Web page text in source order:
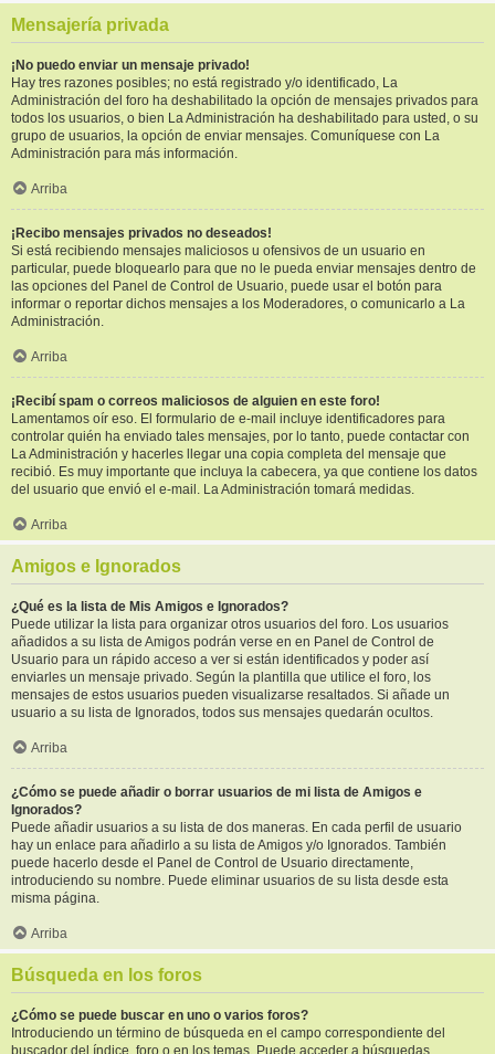
Mensajería privada
¡No puedo enviar un mensaje privado!
Hay tres razones posibles; no está registrado y/o identificado, La
Administración del foro ha deshabilitado la opción de mensajes privados para
todos los usuarios, o bien La Administración ha deshabilitado para usted, o su
grupo de usuarios, la opción de enviar mensajes. Comuníquese con La
Administración para más información.
Arriba
¡Recibo mensajes privados no deseados!
Si está recibiendo mensajes maliciosos u ofensivos de un usuario en
particular, puede bloquearlo para que no le pueda enviar mensajes dentro de
las opciones del Panel de Control de Usuario, puede usar el botón para
informar o reportar dichos mensajes a los Moderadores, o comunicarlo a La
Administración.
Arriba
¡Recibí spam o correos maliciosos de alguien en este foro!
Lamentamos oír eso. El formulario de e-mail incluye identificadores para
controlar quién ha enviado tales mensajes, por lo tanto, puede contactar con
La Administración y hacerles llegar una copia completa del mensaje que
recibió. Es muy importante que incluya la cabecera, ya que contiene los datos
del usuario que envió el e-mail. La Administración tomará medidas.
Arriba
Amigos e Ignorados
¿Qué es la lista de Mis Amigos e Ignorados?
Puede utilizar la lista para organizar otros usuarios del foro. Los usuarios
añadidos a su lista de Amigos podrán verse en en Panel de Control de
Usuario para un rápido acceso a ver si están identificados y poder así
enviarles un mensaje privado. Según la plantilla que utilice el foro, los
mensajes de estos usuarios pueden visualizarse resaltados. Si añade un
usuario a su lista de Ignorados, todos sus mensajes quedarán ocultos.
Arriba
¿Cómo se puede añadir o borrar usuarios de mi lista de Amigos e
Ignorados?
Puede añadir usuarios a su lista de dos maneras. En cada perfil de usuario
hay un enlace para añadirlo a su lista de Amigos y/o Ignorados. También
puede hacerlo desde el Panel de Control de Usuario directamente,
introduciendo su nombre. Puede eliminar usuarios de su lista desde esta
misma página.
Arriba
Búsqueda en los foros
¿Cómo se puede buscar en uno o varios foros?
Introduciendo un término de búsqueda en el campo correspondiente del
buscador del índice, foro o en los temas. Puede acceder a búsquedas